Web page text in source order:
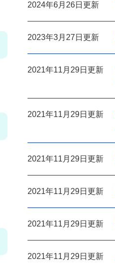
2024年6月26日更新
2023年3月27日更新
2021年11月29日更新
2021年11月29日更新
2021年11月29日更新
2021年11月29日更新
2021年11月29日更新
2021年11月29日更新